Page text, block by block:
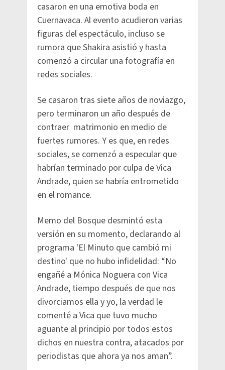
casaron en una emotiva boda en
Cuernavaca. Al evento acudieron varias
figuras del espectáculo, incluso se
rumora que Shakira asistió y hasta
comenzó a circular una fotografía en
redes sociales.
Se casaron tras siete años de noviazgo,
pero terminaron un año después de
contraer matrimonio en medio de
fuertes rumores. Y es que, en redes
sociales, se comenzó a especular que
habrían terminado por culpa de Vica
Andrade, quien se habría entrometido
en el romance.
Memo del Bosque desmintó esta
versión en su momento, declarando al
programa 'El Minuto que cambió mi
destino' que no hubo infidelidad: “No
engañé a Mónica Noguera con Vica
Andrade, tiempo después de que nos
divorciamos ella y yo, la verdad le
comenté a Vica que tuvo mucho
aguante al principio por todos estos
dichos en nuestra contra, atacados por
periodistas que ahora ya nos aman”.